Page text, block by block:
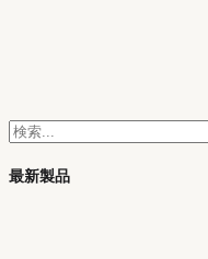
検
索
最新製品